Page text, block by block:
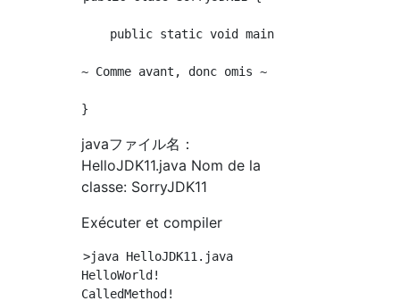
    public static void main(String[] args) {
~ Comme avant, donc omis ~
javaファイル名：
HelloJDK11.java Nom de la
classe: SorryJDK11
Exécuter et compiler
>java HelloJDK11.java
HelloWorld!
CalledMethod!